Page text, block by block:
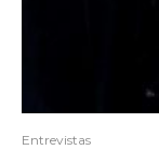
Entrevistas